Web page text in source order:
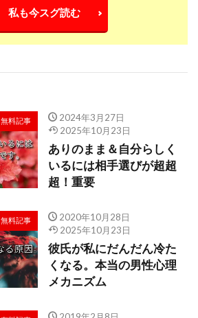
私も今スグ読む
無料記事
2024年3月27日
2025年10月23日
ありのまま＆自分らしく
いるには相手選びが超超
超！重要
無料記事
2020年10月28日
2025年10月23日
彼氏が私にだんだん冷た
くなる。本当の男性心理
メカニズム